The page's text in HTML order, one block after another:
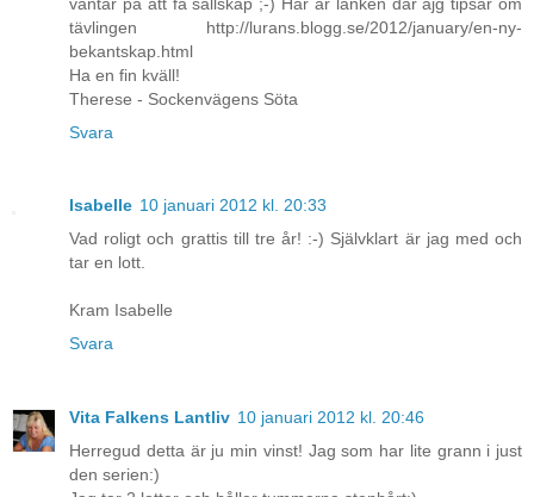
tävlingen http://lurans.blogg.se/2012/january/en-ny-
bekantskap.html
Ha en fin kväll!
Therese - Sockenvägens Söta
Svara
Isabelle 10 januari 2012 kl. 20:33
Vad roligt och grattis till tre år! :-) Självklart är jag med och
tar en lott.
Kram Isabelle
Svara
Vita Falkens Lantliv 10 januari 2012 kl. 20:46
Herregud detta är ju min vinst! Jag som har lite grann i just
den serien:)